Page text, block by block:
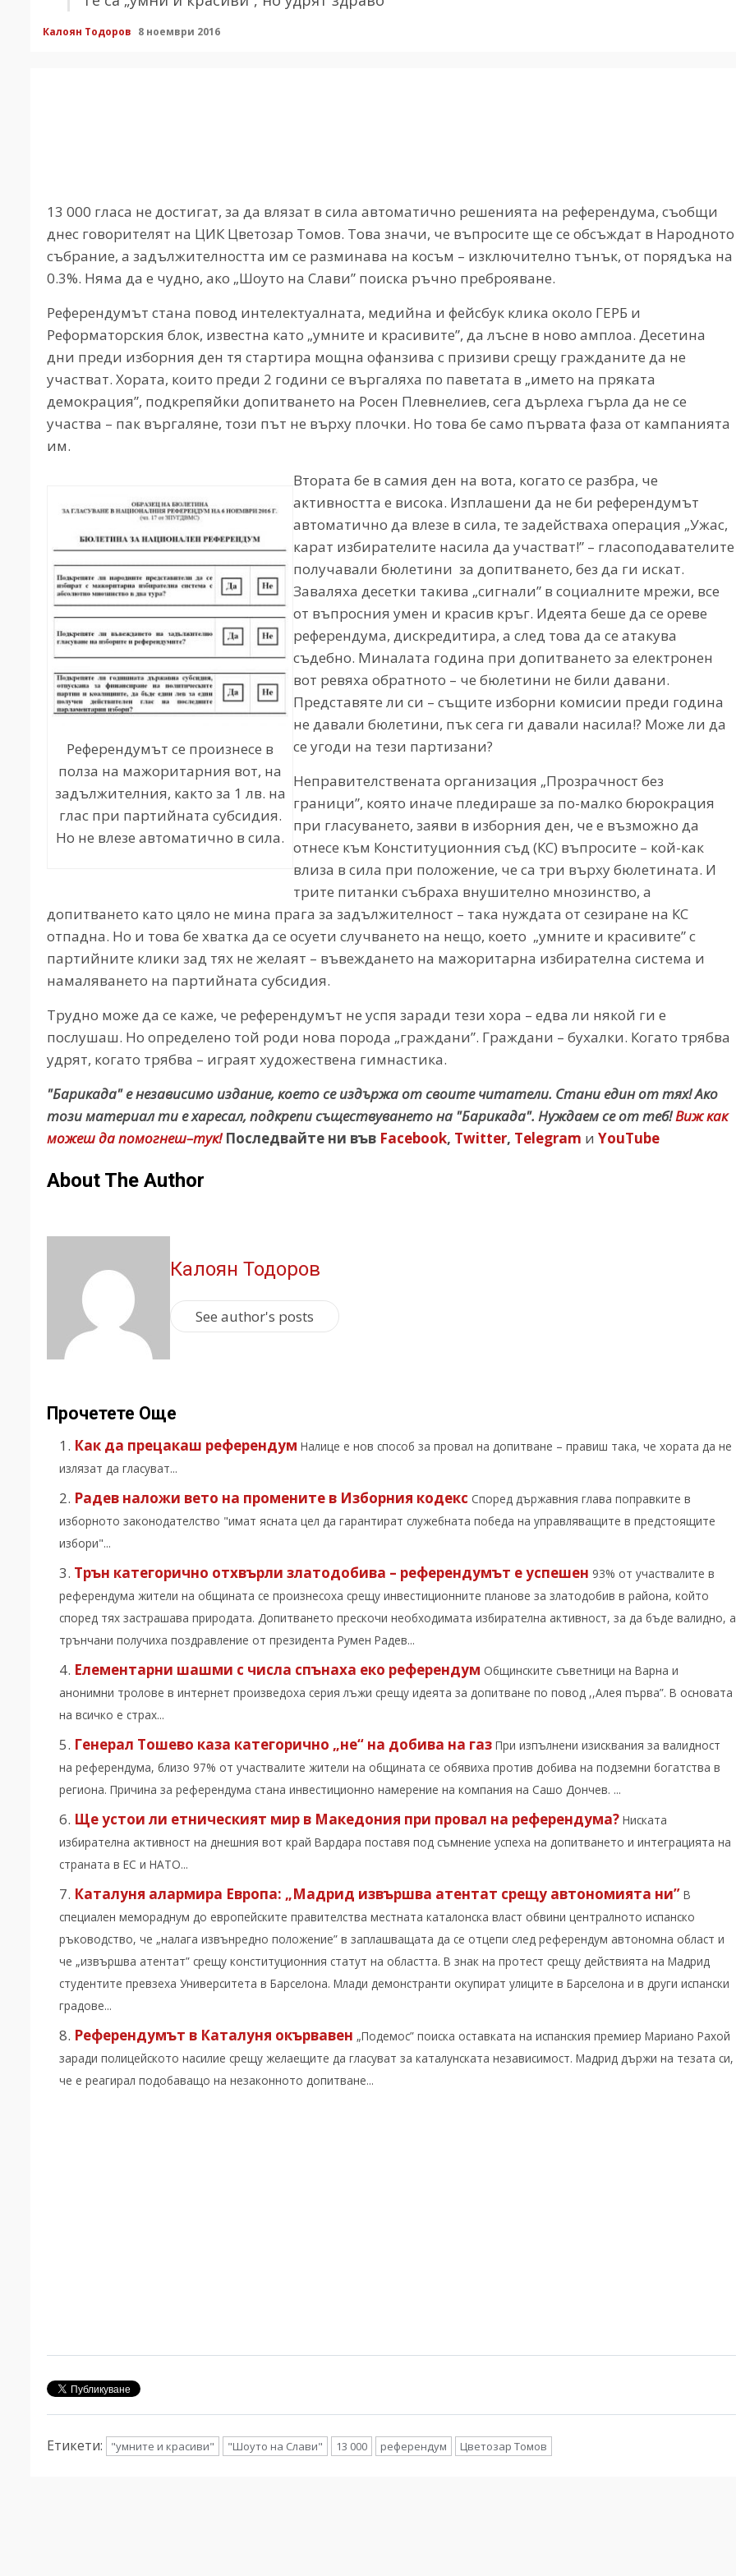
Калоян Тодоров 8 ноември 2016
13 000 гласа не достигат, за да влязат в сила автоматично решенията на референдума, съобщи
днес говорителят на ЦИК Цветозар Томов. Това значи, че въпросите ще се обсъждат в Народното
събрание, а задължителността им се разминава на косъм – изключително тънък, от порядъка на
0.3%. Няма да е чудно, ако „Шоуто на Слави” поиска ръчно преброяване.
Референдумът стана повод интелектуалната, медийна и фейсбук клика около ГЕРБ и
Реформаторския блок, известна като „умните и красивите”, да лъсне в ново амплоа. Десетина
дни преди изборния ден тя стартира мощна офанзива с призиви срещу гражданите да не
участват. Хората, които преди 2 години се въргаляха по паветата в „името на пряката
демокрация”, подкрепяйки допитването на Росен Плевнелиев, сега дърлеха гърла да не се
участва – пак въргаляне, този път не върху плочки. Но това бе само първата фаза от кампанията
им.
Референдумът се произнесе в
полза на мажоритарния вот, на
задължителния, както за 1 лв. на
глас при партийната субсидия.
Но не влезе автоматично в сила.
Втората бе в самия ден на вота, когато се разбра, че
активността е висока. Изплашени да не би референдумът
автоматично да влезе в сила, те задействаха операция „Ужас,
карат избирателите насила да участват!” – гласоподавателите
получавали бюлетини за допитването, без да ги искат.
Заваляха десетки такива „сигнали” в социалните мрежи, все
от въпросния умен и красив кръг. Идеята беше да се ореве
референдума, дискредитира, а след това да се атакува
съдебно. Миналата година при допитването за електронен
вот ревяха обратното – че бюлетини не били давани.
Представяте ли си – същите изборни комисии преди година
не давали бюлетини, пък сега ги давали насила!? Може ли да
се угоди на тези партизани?
Неправителствената организация „Прозрачност без
граници”, която иначе пледираше за по-малко бюрокрация
при гласуването, заяви в изборния ден, че е възможно да
отнесе към Конституционния съд (КС) въпросите – кой-как
влиза в сила при положение, че са три върху бюлетината. И
трите питанки събраха внушително мнозинство, а
допитването като цяло не мина прага за задължителност – така нуждата от сезиране на КС
отпадна. Но и това бе хватка да се осуети случването на нещо, което „умните и красивите” с
партийните клики зад тях не желаят – въвеждането на мажоритарна избирателна система и
намаляването на партийната субсидия.
Трудно може да се каже, че референдумът не успя заради тези хора – едва ли някой ги е
послушаш. Но определено той роди нова порода „граждани”. Граждани – бухалки. Когато трябва
удрят, когато трябва – играят художествена гимнастика.
"Барикада" е независимо издание, което се издържа от своите читатели. Стани един от тях! Ако
този материал ти е харесал, подкрепи съществуването на "Барикада". Нуждаем се от теб!Виж как
можеш да помогнеш–тук! Последвайте ни във Facebook, Twitter, Telegram и YouTube
About The Author
Калоян Тодоров
See author's posts
Прочетете Още
Как да прецакаш референдум Налице е нов способ за провал на допитване – правиш така, че хората да не
излязат да гласуват...
Радев наложи вето на промените в Изборния кодекс Според държавния глава поправките в
изборното законодателство "имат ясната цел да гарантират служебната победа на управляващите в предстоящите
избори"...
Трън категорично отхвърли златодобива – референдумът е успешен 93% от участвалите в
референдума жители на общината се произнесоха срещу инвестиционните планове за златодобив в района, който
според тях застрашава природата. Допитването прескочи необходимата избирателна активност, за да бъде валидно, а
трънчани получиха поздравление от президента Румен Радев...
Елементарни шашми с числа спънаха eко референдум Общинските съветници на Варна и
анонимни тролове в интернет произведоха серия лъжи срещу идеята за допитване по повод ,,Алея първа”. В основата
на всичко е страх...
Генерал Тошево каза категорично „не“ на добива на газ При изпълнени изисквания за валидност
на референдума, близо 97% от участвалите жители на общината се обявиха против добива на подземни богатства в
региона. Причина за референдума стана инвестиционно намерение на компания на Сашо Дончев. ...
Ще устои ли етническият мир в Македония при провал на референдума? Ниската
избирателна активност на днешния вот край Вардара поставя под съмнение успеха на допитването и интеграцията на
страната в ЕС и НАТО...
Каталуня алармира Европа: „Мадрид извършва атентат срещу автономията ни” В
специален мемораднум до европейските правителства местната каталонска власт обвини централното испанско
ръководство, че „налага извънредно положение” в заплашващата да се отцепи след референдум автономна област и
че „извършва атентат” срещу конституционния статут на областта. В знак на протест срещу действията на Мадрид
студентите превзеха Университета в Барселона. Млади демонстранти окупират улиците в Барселона и в други испански
градове...
Референдумът в Каталуня окървавен „Подемос” поиска оставката на испанския премиер Мариано Рахой
заради полицейското насилие срещу желаещите да гласуват за каталунската независимост. Мадрид държи на тезата си,
че е реагирал подобаващо на незаконното допитване...
Етикети: "умните и красиви" "Шоуто на Слави" 13 000 референдум Цветозар Томов